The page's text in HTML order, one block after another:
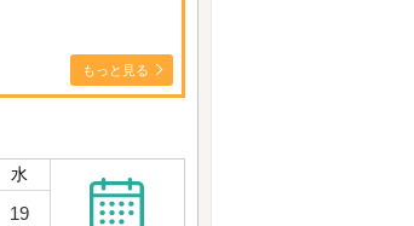
もっと見る
水
19